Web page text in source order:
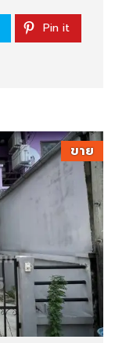
Pin it
ขาย